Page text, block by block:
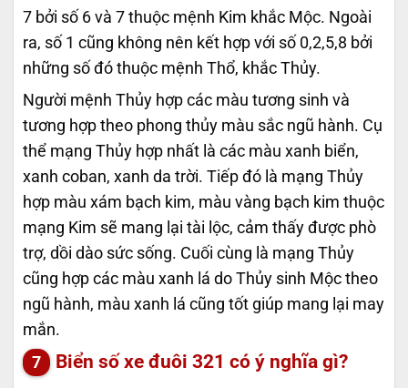
7 bởi số 6 và 7 thuộc mệnh Kim khắc Mộc. Ngoài
ra, số 1 cũng không nên kết hợp với số 0,2,5,8 bởi
những số đó thuộc mệnh Thổ, khắc Thủy.
Người mệnh Thủy hợp các màu tương sinh và
tương hợp theo phong thủy màu sắc ngũ hành. Cụ
thể mạng Thủy hợp nhất là các màu xanh biển,
xanh coban, xanh da trời. Tiếp đó là mạng Thủy
hợp màu xám bạch kim, màu vàng bạch kim thuộc
mạng Kim sẽ mang lại tài lộc, cảm thấy được phò
trợ, dồi dào sức sống. Cuối cùng là mạng Thủy
cũng hợp các màu xanh lá do Thủy sinh Mộc theo
ngũ hành, màu xanh lá cũng tốt giúp mang lại may
mắn.
Biển số xe đuôi 321 có ý nghĩa gì?